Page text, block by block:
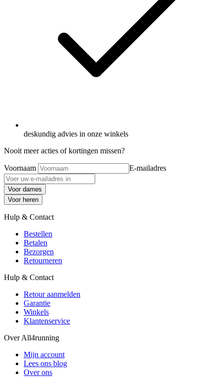
deskundig advies in onze winkels
Nooit meer acties of kortingen missen?
Voornaam E-mailadres
Voor dames
Voor heren
Hulp & Contact
Bestellen
Betalen
Bezorgen
Retourneren
Hulp & Contact
Retour aanmelden
Garantie
Winkels
Klantenservice
Over All4running
Mijn account
Lees ons blog
Over ons